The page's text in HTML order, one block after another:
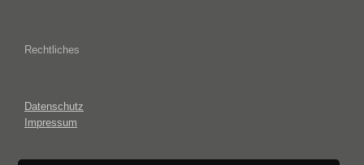
Rechtliches
Datenschutz
Impressum